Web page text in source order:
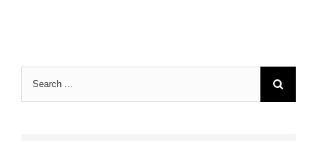
Search
for: